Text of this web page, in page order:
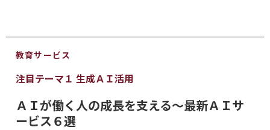
教育サービス
注目テーマ１ 生成ＡＩ活用
ＡＩが働く人の成長を支える～最新ＡＩサ
ービス６選